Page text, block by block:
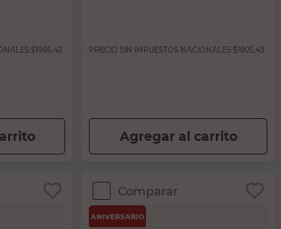
$1986,43 PRECIO SIN IMPUESTOS NACIONALES: $1805,43
Agregar al carrito
Comparar